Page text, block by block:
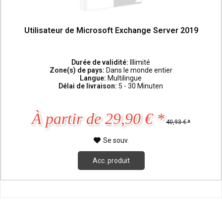
Utilisateur de Microsoft Exchange Server 2019
Durée de validité:
Illimité
Zone(s) de pays: Dans le monde entier
Langue: Multilingue
Délai de livraison: 5 - 30 Minuten
À partir de 29,90 € * 40,93 € *
Se souv.
Acc. produit